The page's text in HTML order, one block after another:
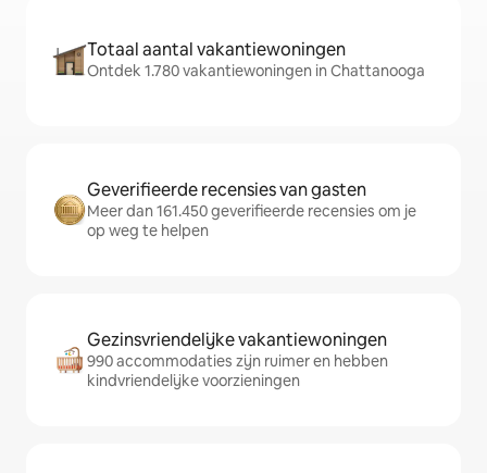
Totaal aantal vakantiewoningen
Ontdek 1.780 vakantiewoningen in Chattanooga
Geverifieerde recensies van gasten
Meer dan 161.450 geverifieerde recensies om je
op weg te helpen
Gezinsvriendelijke vakantiewoningen
990 accommodaties zijn ruimer en hebben
kindvriendelijke voorzieningen